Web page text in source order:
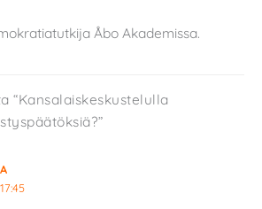
Åbo Akademissa.
“Kansalais­keskustelulla